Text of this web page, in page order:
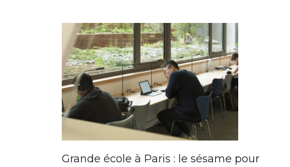
Grande école à Paris : le sésame pour